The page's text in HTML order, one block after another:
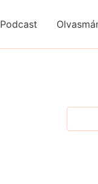
Podcast
a
g
g